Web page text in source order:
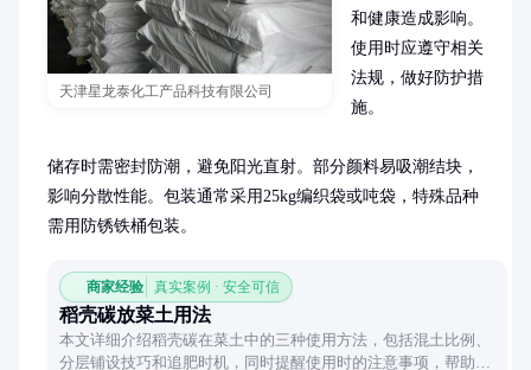
天津星龙泰化工产品科技有限公司
和健康造成影响。
使用时应遵守相关
法规，做好防护措
施。
储存时需密封防潮，避免阳光直射。部分颜料易吸潮结块，
影响分散性能。包装通常采用25kg编织袋或吨袋，特殊品种
需用防锈铁桶包装。
商家经验 真实案例 · 安全可信
稻壳碳放菜土用法
本文详细介绍稻壳碳在菜土中的三种使用方法，包括混土比例、
分层铺设技巧和追肥时机，同时提醒使用时的注意事项，帮助提